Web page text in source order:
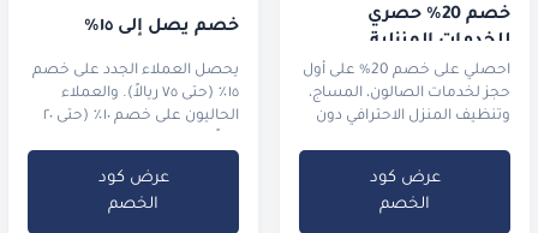
خصم 20% حصري
للخدمات المنزلية
احصلي على خصم 20% على أول
حجز لخدمات الصالون، المساج،
وتنظيف المنزل الاحترافي دون
عرض كود
الخصم
خصم يصل إلى ١٥٪
يحصل العملاء الجدد على خصم
١٥٪ (حتى ٧٥ ريالاً). والعملاء
الحاليون على خصم ١٠٪ (حتى ٢٠
عرض كود
الخصم